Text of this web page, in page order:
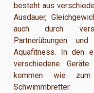
besteht aus
Ausdauer,
auch durch
Partnerübungen
Aquafitness. In den
verschiedene
kommen wie
Schwimmbretter.